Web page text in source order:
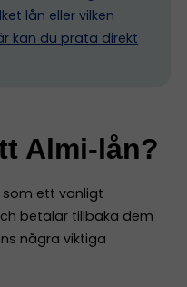
lån eller vilken
kan du prata direkt
Almi-lån?
som ett vanligt
betalar tillbaka dem
några viktiga